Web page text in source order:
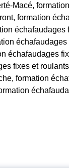
Macé,
formation
échafaudages
fixes et
formation